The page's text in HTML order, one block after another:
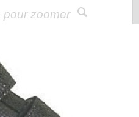
pour zoomer